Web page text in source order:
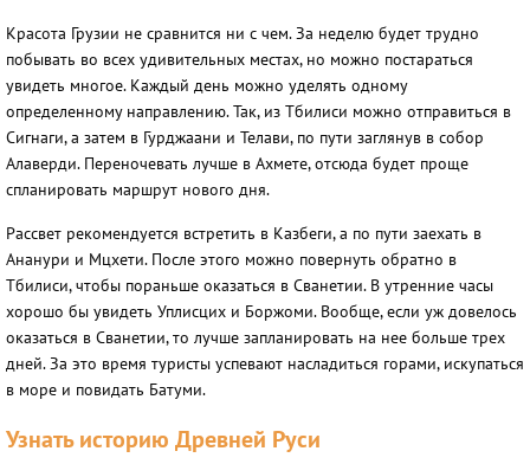
Красота Грузии не сравнится ни с чем. За неделю будет трудно
побывать во всех удивительных местах, но можно постараться
увидеть многое. Каждый день можно уделять одному
определенному направлению. Так, из Тбилиси можно отправиться в
Сигнаги, а затем в Гурджаани и Телави, по пути заглянув в собор
Алаверди. Переночевать лучше в Ахмете, отсюда будет проще
спланировать маршрут нового дня.
Рассвет рекомендуется встретить в Казбеги, а по пути заехать в
Ананури и Мцхети. После этого можно повернуть обратно в
Тбилиси, чтобы пораньше оказаться в Сванетии. В утренние часы
хорошо бы увидеть Уплисцих и Боржоми. Вообще, если уж довелось
оказаться в Сванетии, то лучше запланировать на нее больше трех
дней. За это время туристы успевают насладиться горами, искупаться
в море и повидать Батуми.
Узнать историю Древней Руси